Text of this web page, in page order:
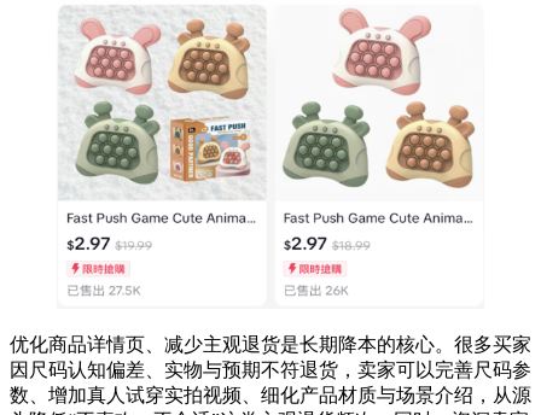
优化商品详情页、减少主观退货是长期降本的核心。很多买家
因尺码认知偏差、实物与预期不符退货，卖家可以完善尺码参
数、增加真人试穿实拍视频、细化产品材质与场景介绍，从源